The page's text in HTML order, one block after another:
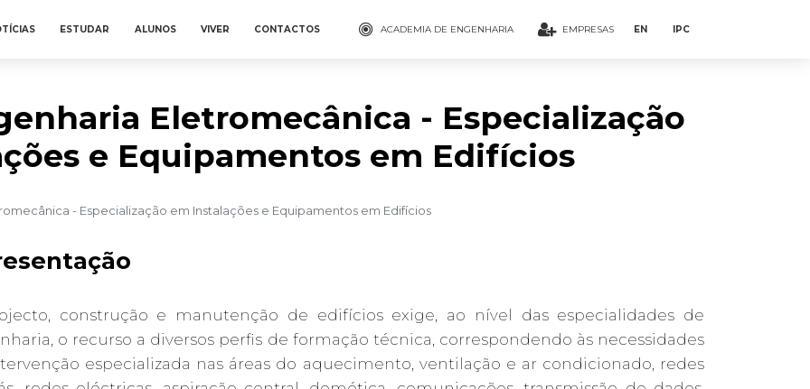
ESTUDAR ALUNOS VIVER CONTACTOS ACADEMIA DE ENGENHARIA EMPRESAS EN IPC
Eletromecânica - Especialização
e Equipamentos em Edifícios
- Especialização em Instalações e Equipamentos em Edifícios
construção e manutenção de edifícios exige, ao nível das especialidades de
o recurso a diversos perfis de formação técnica, correspondendo às necessidades
especializada nas áreas do aquecimento, ventilação e ar condicionado, redes